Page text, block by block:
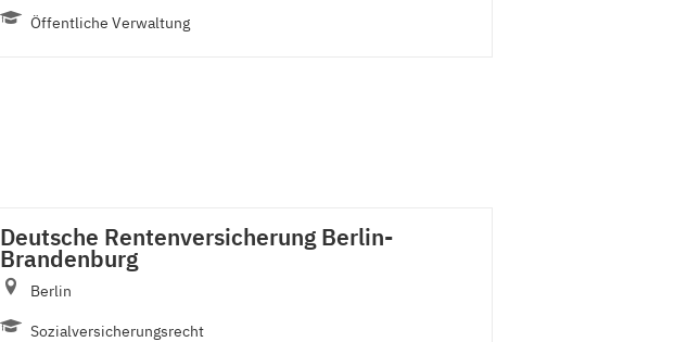
Öffentliche Verwaltung
Deutsche Rentenversicherung Berlin-
Brandenburg
Berlin
Sozialversicherungsrecht